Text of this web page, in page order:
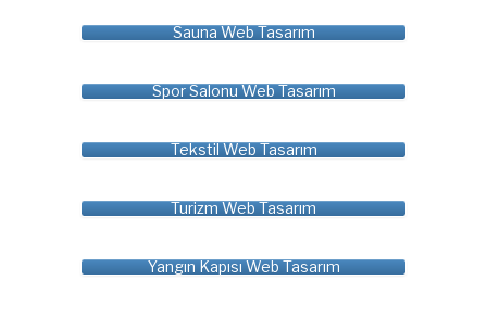
Sauna Web Tasarım
Spor Salonu Web Tasarım
Tekstil Web Tasarım
Turizm Web Tasarım
Yangın Kapısı Web Tasarım